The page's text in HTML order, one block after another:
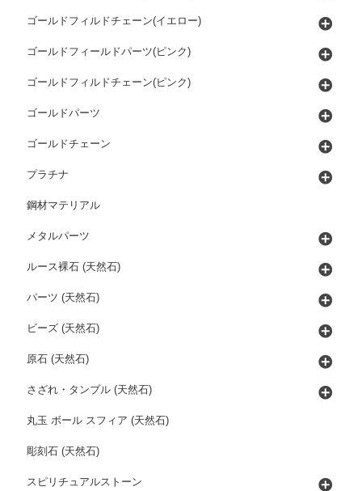
ゴールドフィルドチェーン(イエロー)
ゴールドフィールドパーツ(ピンク)
ゴールドフィルドチェーン(ピンク)
ゴールドパーツ
ゴールドチェーン
プラチナ
鋼材マテリアル
メタルパーツ
ルース裸石 (天然石)
パーツ (天然石)
ビーズ (天然石)
原石 (天然石)
さざれ・タンブル (天然石)
丸玉 ボール スフィア (天然石)
彫刻石 (天然石)
スピリチュアルストーン